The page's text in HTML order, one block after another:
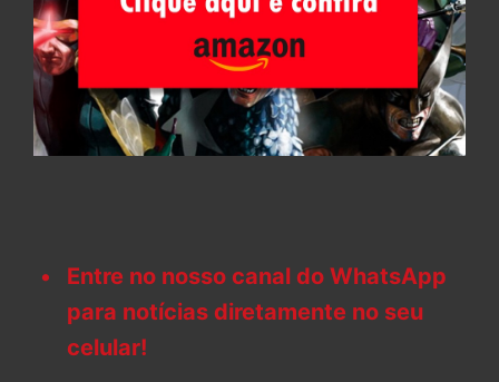
Entre no nosso canal do WhatsApp
para notícias diretamente no seu
celular!